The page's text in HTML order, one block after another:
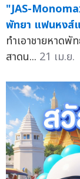
"JAS-
พัทยา แฟนหงส์
ทำเอาชายหาดพั
สาดน... 21 เม.ย.